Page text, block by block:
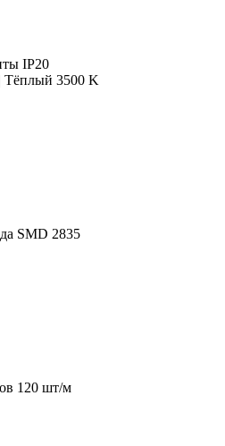
IP20
Тёплый 3500 K
SMD 2835
120 шт/м